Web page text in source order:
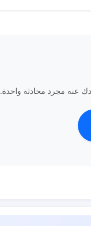
عنه مجرد محادثة واحدة.